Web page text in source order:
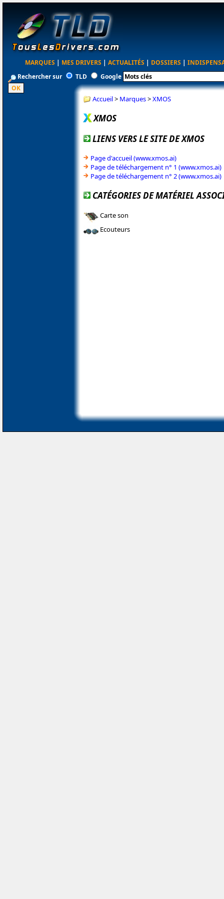
MARQUES | MES DRIVERS | ACTUALITÉS | DOSSIERS |
Rechercher sur
TLD Google
Accueil> Marques>XMOS
XMOS
LIENS VERS LE SITE DE XMOS
Page d'accueil (www.xmos.ai)
Page de téléchargement n° 1 (www.xmos.ai)
Page de téléchargement n° 2 (www.xmos.ai)
CATÉGORIES DE MATÉRIEL
Carte son
Ecouteurs